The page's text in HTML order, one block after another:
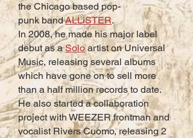
the Chicago based pop-
punkbandALLiSTER.
In 2008, he made his major label
debut as aSoloartist on Universal
Music, releasing several albums
which have gone on to sell more
than a half million records to date.
He also started a collaboration
project with WEEZER frontman and
vocalist Rivers Cuomo, releasing 2